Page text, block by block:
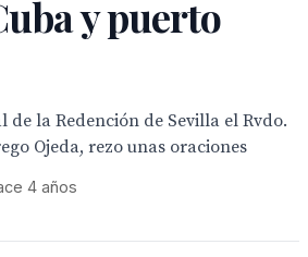
y puerto
de la Redención de Sevilla el Rvdo.
Ojeda, rezo unas oraciones
4 años